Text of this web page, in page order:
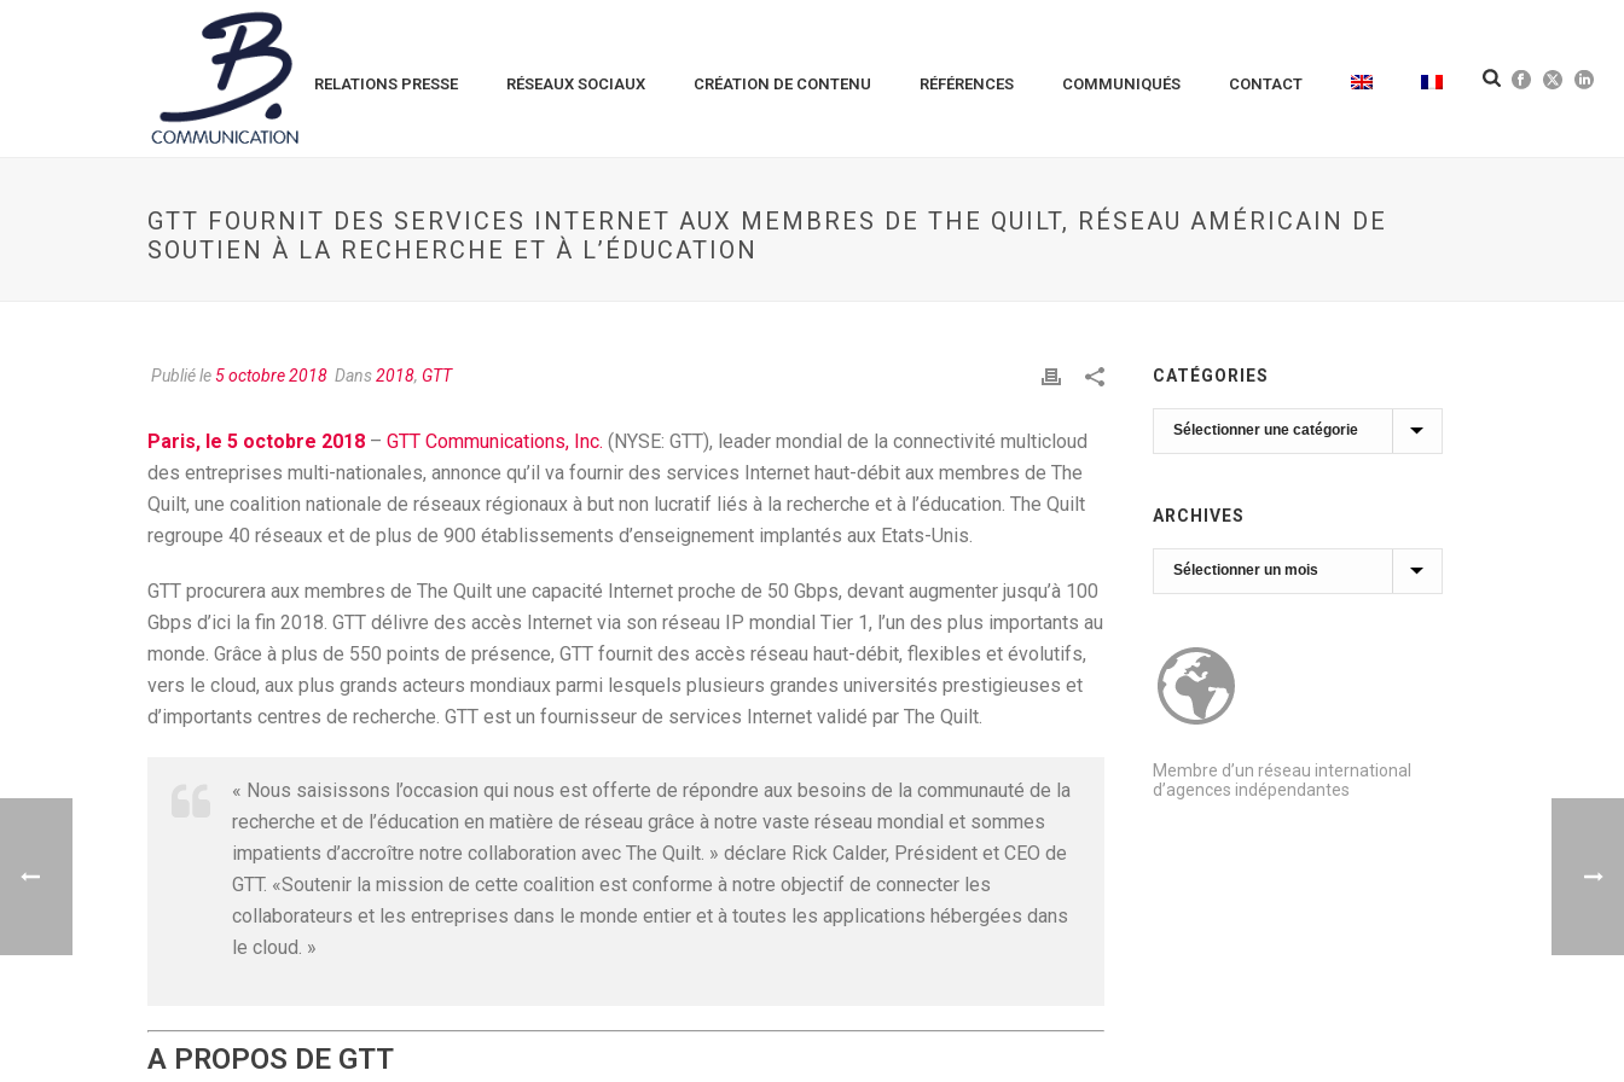
RELATIONS PRESSE RÉSEAUX SOCIAUX CRÉATION DE CONTENU RÉFÉRENCES COMMUNIQUÉS CONTACT
GTT FOURNIT DES SERVICES INTERNET AUX MEMBRES DE THE QUILT, RÉSEAU AMÉRICAIN DE
SOUTIEN À LA RECHERCHE ET À L’ÉDUCATION
Publié le5 octobre 2018 Dans2018, GTT
Paris, le 5 octobre 2018 – GTT Communications, Inc. (NYSE: GTT), leader mondial de la connectivité multicloud
des entreprises multi-nationales, annonce qu’il va fournir des services Internet haut-débit aux membres de The
Quilt, une coalition nationale de réseaux régionaux à but non lucratif liés à la recherche et à l’éducation. The Quilt
regroupe 40 réseaux et de plus de 900 établissements d’enseignement implantés aux Etats-Unis.
GTT procurera aux membres de The Quilt une capacité Internet proche de 50 Gbps, devant augmenter jusqu’à 100
Gbps d’ici la fin 2018. GTT délivre des accès Internet via son réseau IP mondial Tier 1, l’un des plus importants au
monde. Grâce à plus de 550 points de présence, GTT fournit des accès réseau haut-débit, flexibles et évolutifs,
vers le cloud, aux plus grands acteurs mondiaux parmi lesquels plusieurs grandes universités prestigieuses et
d’importants centres de recherche. GTT est un fournisseur de services Internet validé par The Quilt.
« Nous saisissons l’occasion qui nous est offerte de répondre aux besoins de la communauté de la
recherche et de l’éducation en matière de réseau grâce à notre vaste réseau mondial et sommes
impatients d’accroître notre collaboration avec The Quilt. » déclare Rick Calder, Président et CEO de
GTT. «Soutenir la mission de cette coalition est conforme à notre objectif de connecter les
collaborateurs et les entreprises dans le monde entier et à toutes les applications hébergées dans
le cloud. »
A PROPOS DE GTT
CATÉGORIES
Catégories
ARCHIVES
Archives
Membre d’un réseau international
d’agences indépendantes